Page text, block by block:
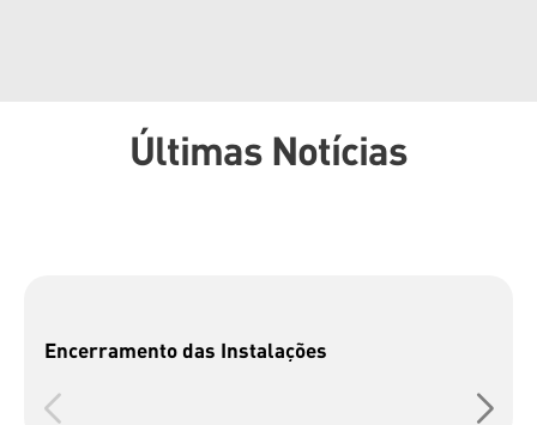
Últimas Notícias
Encerramento das Instalações